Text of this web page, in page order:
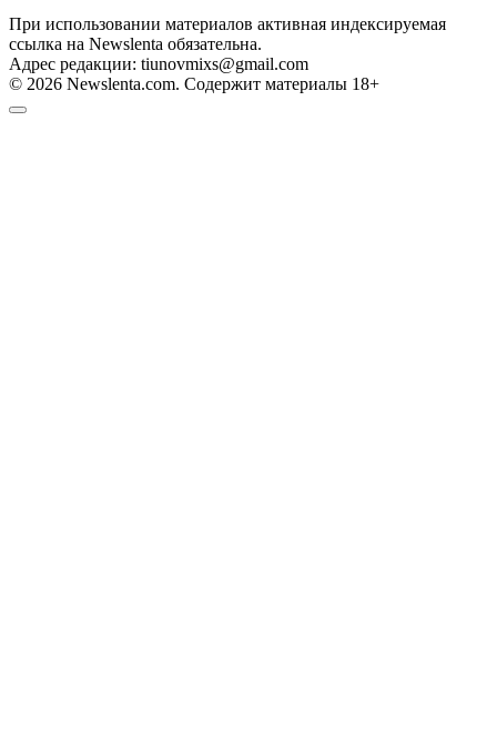
При использовании материалов активная индексируемая
ссылка на Newslenta обязательна.
Адрес редакции: tiunovmixs@gmail.com
© 2026 Newslenta.com. Содержит материалы 18+